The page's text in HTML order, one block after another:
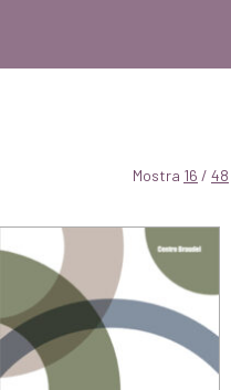
Mostra 16 / 48